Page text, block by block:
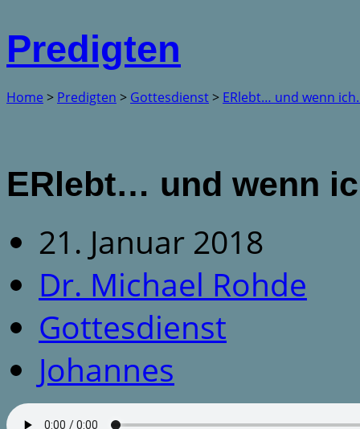
Predigten
Home > Predigten > Gottesdienst> ERlebt… und wenn
ERlebt… und wenn
21. Januar 2018
Dr. Michael Rohde
Gottesdienst
Johannes